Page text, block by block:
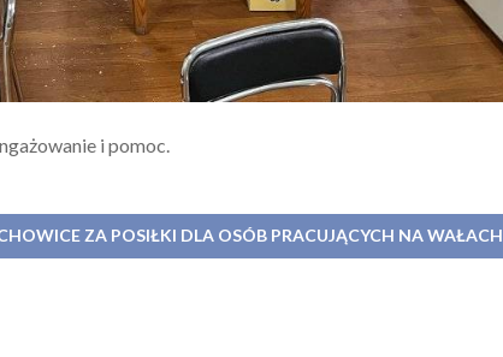
i pomoc.
ZA POSIŁKI DLA OSÓB PRACUJĄCYCH NA WAŁACH